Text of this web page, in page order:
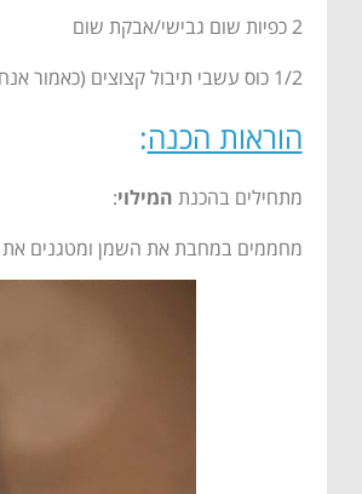
2 כפיות שום גבישי/אבקת שום
1/2 כוס עשבי תיבול קצוצים (כאמור אנחנו הלכנו על שמיר ופטרוזיליה)
הוראות הכנה:
מתחילים בהכנת המילוי:
מחממים במחבת את השמן ומטגנים